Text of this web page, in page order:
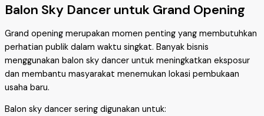
Balon Sky Dancer untuk Grand Opening
Grand opening merupakan momen penting yang membutuhkan
perhatian publik dalam waktu singkat. Banyak bisnis
menggunakan balon sky dancer untuk meningkatkan eksposur
dan membantu masyarakat menemukan lokasi pembukaan
usaha baru.
Balon sky dancer sering digunakan untuk: